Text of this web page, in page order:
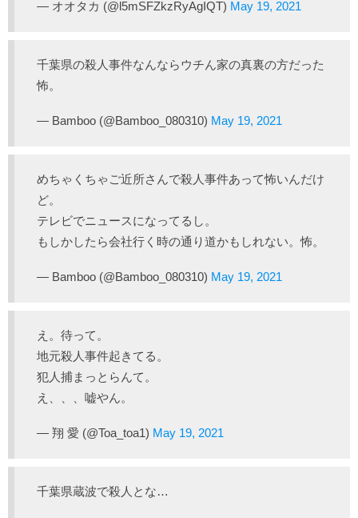
— オオタカ (@l5mSFZkzRyAgIQT) May 19, 2021
千葉県の殺人事件なんならウチん家の真裏の方だった
怖。
— Bamboo (@Bamboo_080310) May 19, 2021
めちゃくちゃご近所さんで殺人事件あって怖いんだけ
ど。
テレビでニュースになってるし。
もしかしたら会社行く時の通り道かもしれない。怖。
— Bamboo (@Bamboo_080310) May 19, 2021
え。待って。
地元殺人事件起きてる。
犯人捕まっとらんて。
え、、、嘘やん。
— 翔 愛 (@Toa_toa1) May 19, 2021
千葉県蔵波で殺人とな…